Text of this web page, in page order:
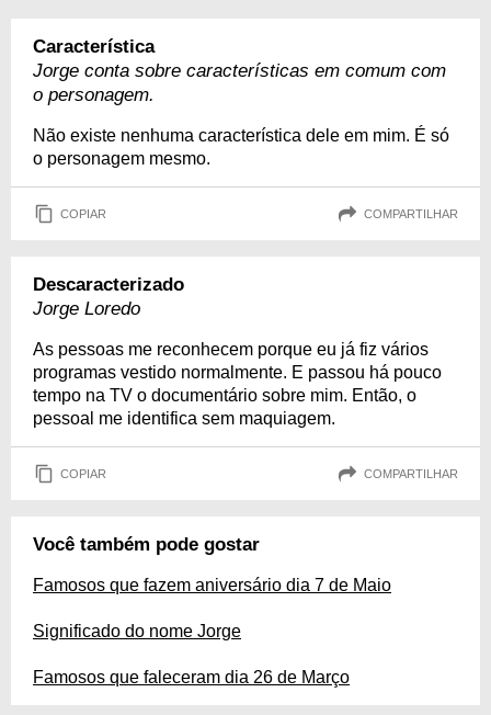
Característica
Jorge conta sobre características em comum com
o personagem.
Não existe nenhuma característica dele em mim. É só
o personagem mesmo.
COPIAR COMPARTILHAR
Descaracterizado
Jorge Loredo
As pessoas me reconhecem porque eu já fiz vários
programas vestido normalmente. E passou há pouco
tempo na TV o documentário sobre mim. Então, o
pessoal me identifica sem maquiagem.
COPIAR COMPARTILHAR
Você também pode gostar
Famosos que fazem aniversário dia 7 de Maio
Significado do nome Jorge
Famosos que faleceram dia 26 de Março